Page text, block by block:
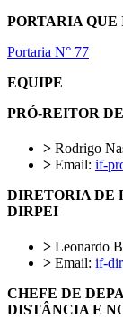
PORTARIA
Portaria N° 77
EQUIPE
PRÓ-REITOR
> Rodrigo
> Email: if-
DIRETORIA DE
DIRPEI
> Leonardo
> Email: if-
CHEFE DE
DISTÂNCIA E